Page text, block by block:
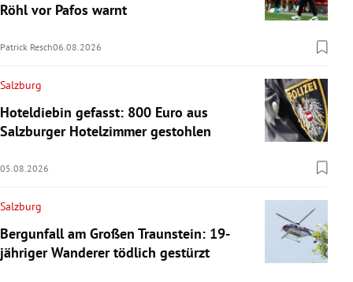
Röhl vor Pafos warnt
Patrick Resch06.08.2026
Salzburg
Hoteldiebin gefasst: 800 Euro aus
Salzburger Hotelzimmer gestohlen
05.08.2026
Salzburg
Bergunfall am Großen Traunstein: 19-
jähriger Wanderer tödlich gestürzt